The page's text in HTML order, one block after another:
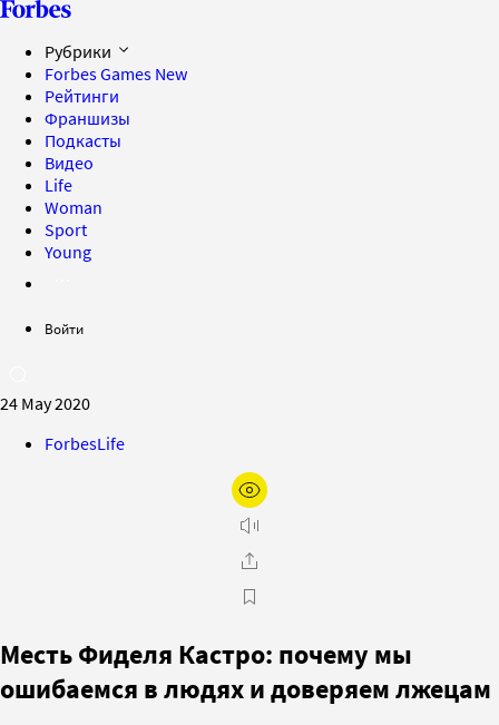
Рубрики
Forbes Games New
Рейтинги
Франшизы
Подкасты
Видео
Life
Woman
Sport
Young
Войти
24 May 2020
ForbesLife
Месть Фиделя Кастро: почему мы
ошибаемся в людях и доверяем лжецам